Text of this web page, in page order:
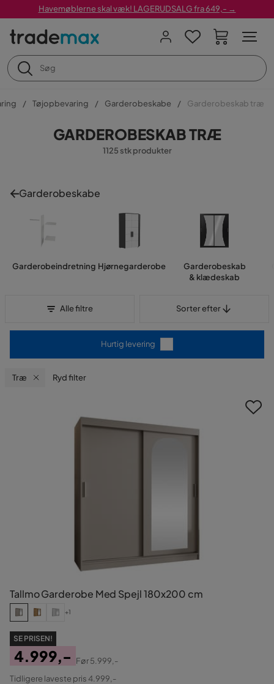
Havemøblerne skal væk! LAGERUDSALG fra 649,- →
Tøjopbevaring Garderobeskabe Garderobeskab træ
GARDEROBESKAB TRÆ
1125 stk produkter
Garderobeskabe
Garderobeindretning Hjørnegarderobe
Garderobeskab
& klædeskab
Alle filtre Sorter efter
Hurtig levering
Træ Ryd filter
Tallmo Garderobe Med Spejl 180x200 cm
+1
SE PRISEN!
Pris
4.999,-
Original
Før5.999,-
Tidligere laveste pris 4.999,-